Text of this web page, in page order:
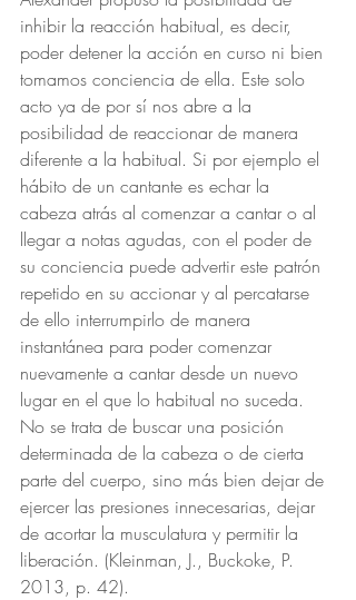
inhibir la reacción habitual, es decir,
poder detener la acción en curso ni bien
tomamos conciencia de ella. Este solo
acto ya de por sí nos abre a la
posibilidad de reaccionar de manera
diferente a la habitual. Si por ejemplo el
hábito de un cantante es echar la
cabeza atrás al comenzar a cantar o al
llegar a notas agudas, con el poder de
su conciencia puede advertir este patrón
repetido en su accionar y al percatarse
de ello interrumpirlo de manera
instantánea para poder comenzar
nuevamente a cantar desde un nuevo
lugar en el que lo habitual no suceda.
No se trata de buscar una posición
determinada de la cabeza o de cierta
parte del cuerpo, sino más bien dejar de
ejercer las presiones innecesarias, dejar
de acortar la musculatura y permitir la
liberación. (Kleinman, J., Buckoke, P.
2013, p. 42).